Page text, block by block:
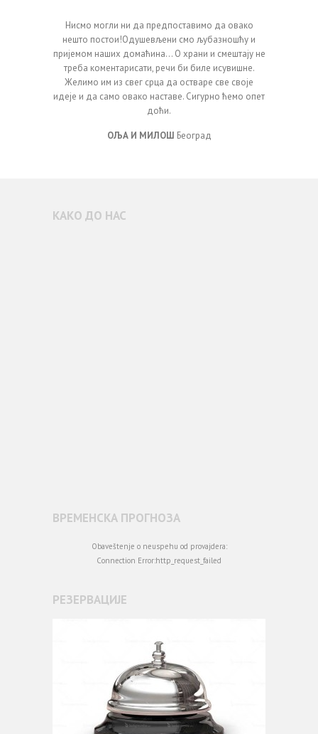
Нисмо могли ни да предпоставимо да овако
нешто постои!Одушевљени смо љубазношћу и
пријемом наших домаћина... О храни и смештају не
треба коментарисати, речи би биле исувишне.
Желимо им из свег срца да остваре све своје
идеје и да само овако наставе. Сигурно ћемо опет
доћи.
ОЉА И МИЛОШ Београд
КАКО ДО НАС
ВРЕМЕНСКА ПРОГНОЗА
Obaveštenje o neuspehu od provajdera:
Connection Error:http_request_failed
РЕЗЕРВАЦИЈЕ